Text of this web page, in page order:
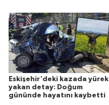
Eskişehir'deki kazada yürek
yakan detay: Doğum
gününde hayatını kaybetti